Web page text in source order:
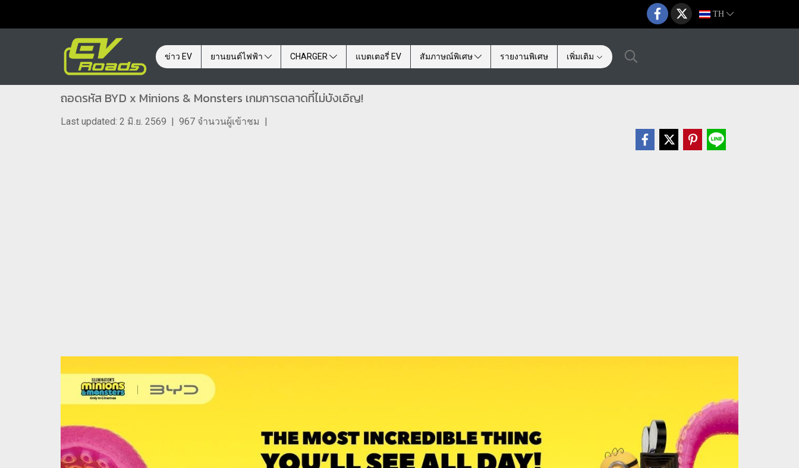
TH
ข่าว EV ยานยนต์ไฟฟ้า CHARGER แบตเตอรี่ EV สัมภาษณ์พิเศษ รายงานพิเศษ เพิ่มเติม
ถอดรหัส BYD x Minions & Monsters เกมการตลาดที่ไม่บังเอิญ!
Last updated: 2 มิ.ย. 2569 | 967 จำนวนผู้เข้าชม |